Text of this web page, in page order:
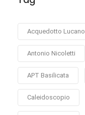
Acquedotto Lucano
Antonio Nicoletti
APT Basilicata
Caleidoscopio